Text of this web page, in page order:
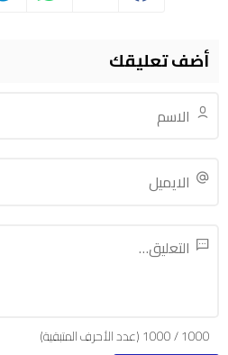
أضف تعليقك
1000
/
1000(عدد الأحرف المتبقية)